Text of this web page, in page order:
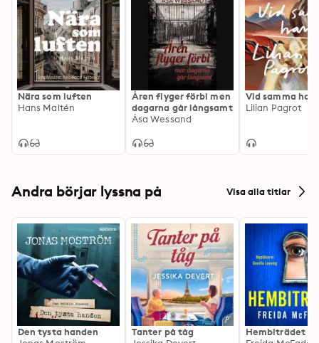
svensk som tog upp problemet med psykopati i boken
"Psykopatiska Chefer, lika farliga som charmiga" 2003
och 2012. En bestseller inom området.
Nära som luften
Hans Maltén
Åren flyger förbi men
dagarna går långsamt
Åsa Wessand
Vid samma hav
Lilian Pagrot
Andra börjar lyssna på Visa alla titlar
Den tysta handen
Tanter på tåg
Hembiträdet